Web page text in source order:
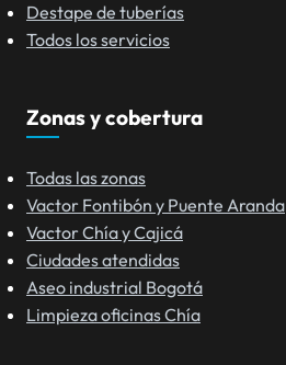
Destape de tuberías
Todos los servicios
Zonas y cobertura
Todas las zonas
Vactor Fontibón y Puente Aranda
Vactor Chía y Cajicá
Ciudades atendidas
Aseo industrial Bogotá
Limpieza oficinas Chía